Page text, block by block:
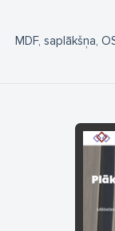
MDF, saplākšņa,